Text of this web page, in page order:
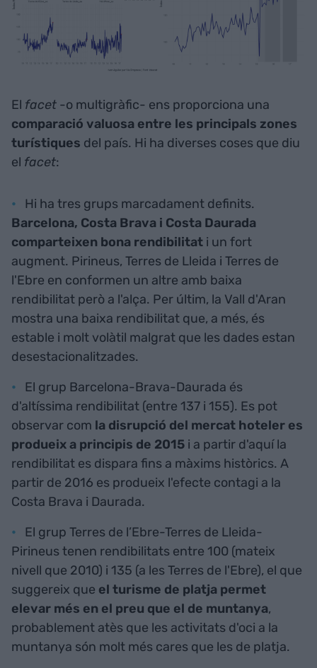
El facet -o multigràfic- ens proporciona una
comparació valuosa entre les principals zones
turístiques del país. Hi ha diverses coses que diu
el facet:
Hi ha tres grups marcadament definits.
Barcelona, Costa Brava i Costa Daurada
comparteixen bona rendibilitat i un fort
augment. Pirineus, Terres de Lleida i Terres de
l'Ebre en conformen un altre amb baixa
rendibilitat però a l'alça. Per últim, la Vall d'Aran
mostra una baixa rendibilitat que, a més, és
estable i molt volàtil malgrat que les dades estan
desestacionalitzades.
El grup Barcelona-Brava-Daurada és
d'altíssima rendibilitat (entre 137 i 155). Es pot
observar com la disrupció del mercat hoteler es
produeix a principis de 2015 i a partir d'aquí la
rendibilitat es dispara fins a màxims històrics. A
partir de 2016 es produeix l'efecte contagi a la
Costa Brava i Daurada.
El grup Terres de l’Ebre-Terres de Lleida-
Pirineus tenen rendibilitats entre 100 (mateix
nivell que 2010) i 135 (a les Terres de l'Ebre), el que
suggereix que el turisme de platja permet
elevar més en el preu que el de muntanya,
probablement atès que les activitats d'oci a la
muntanya són molt més cares que les de platja.